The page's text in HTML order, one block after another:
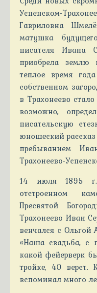
Успенском-
Гавриловна
матушка
писателя Ивана
приобрела
теплое время
собственном
в Трахонеево
возможно,
писательскую
юношеский
пребыванием
Трахонеево-
14 июля 1895
отстроенном
Пресвятой
Трахонеево Иван
венчался с Ольгой
«Наша свадьба, с
какой фейерверк
тройке, 40 верст.
вспоминал много